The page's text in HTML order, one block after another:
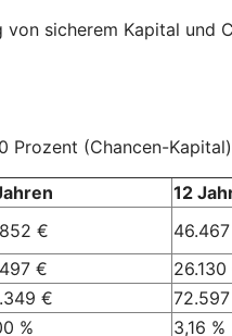
sicherem Kapital
Prozent (Chancen-Kapital)
12
€
€ 26.130
€
% 3,16 %